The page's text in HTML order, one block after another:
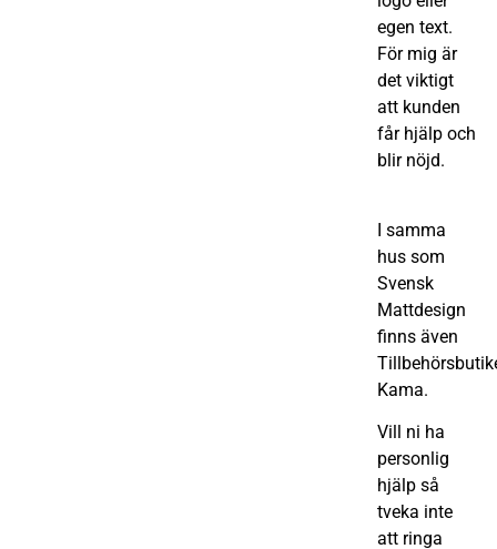
egen text.
För mig är
det viktigt
att kunden
får hjälp och
blir nöjd.
I samma
hus som
Svensk
Mattdesign
finns även
Kama.
Vill ni ha
personlig
hjälp så
tveka inte
att ringa